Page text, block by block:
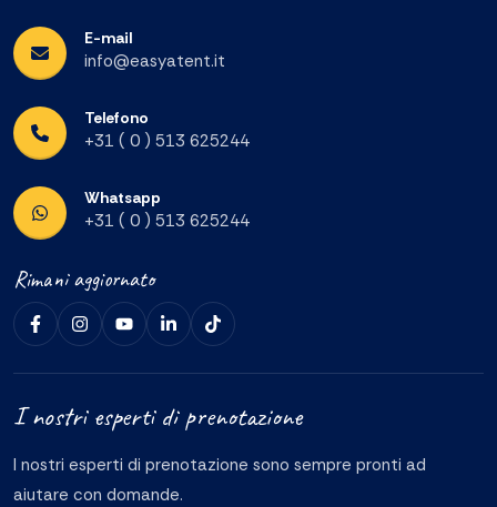
E-mail
info@easyatent.it
Telefono
+31 ( 0 ) 513 625244
Whatsapp
+31 ( 0 ) 513 625244
Rimani aggiornato
I nostri esperti di prenotazione
I nostri esperti di prenotazione sono sempre pronti ad
aiutare con domande.